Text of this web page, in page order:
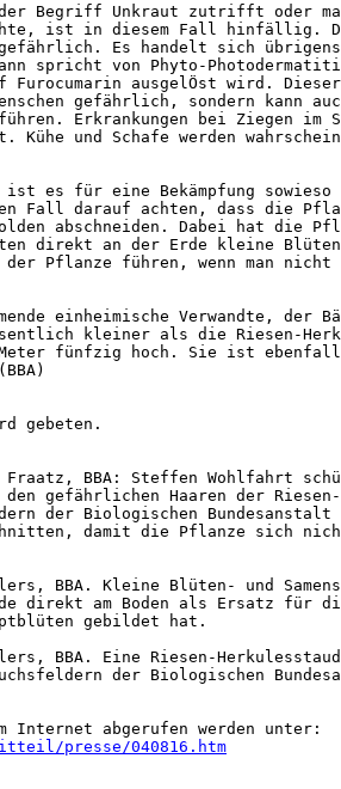
Begriff Unkraut zutrifft oder
ist in diesem Fall hinfällig.
Es handelt sich
spricht von Phyto-
Furocumarin ausgelÖst wird.
gefährlich, sondern kann
Erkrankungen bei Ziegen im
Kühe und Schafe werden
ist es für eine Bekämpfung sowieso
Fall darauf achten, dass die
abschneiden. Dabei hat die
direkt an der Erde kleine
Pflanze führen, wenn man nicht
einheimische Verwandte, der
kleiner als die Riesen-
Meter fünfzig hoch. Sie ist
gebeten.
BBA: Steffen Wohlfahrt
gefährlichen Haaren der
der Biologischen Bundesanstalt
damit die Pflanze sich
BBA. Kleine Blüten- und
direkt am Boden als Ersatz für
gebildet hat.
BBA. Eine Riesen-
der Biologischen
presse/040816.htm